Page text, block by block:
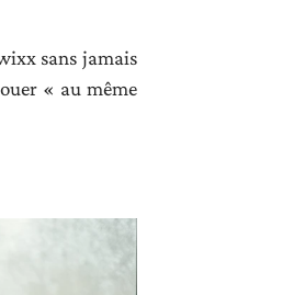
sans jamais
« au même